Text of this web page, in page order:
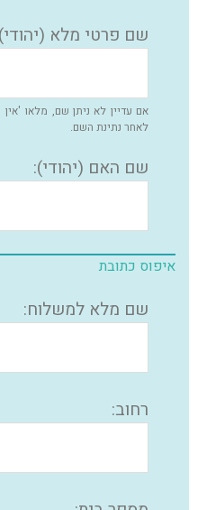
שם פרטי מלא
אם עדיין לא ניתן שם, מלאו 'אין
לאחר נתינת השם.
שם האם (יהודי):
איפוס כתובת
שם מלא למשלוח:
רחוב: